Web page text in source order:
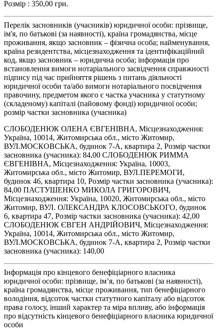
Розмір : 350,00 грн.
Перелік засновників (учасників) юридичної особи: прізвище,
ім'я, по батькові (за наявності), країна громадянства, місце
проживання, якщо засновник – фізична особа; найменування,
країна резидентства, місцезнаходження та ідентифікаційний
код, якщо засновник – юридична особа; інформація про
встановлення вимоги нотаріального засвідчення справжності
підпису під час прийняття рішень з питань діяльності
юридичної особи та/або вимоги нотаріального посвідчення
правочину, предметом якого є частка учасника у статутному
(складеному) капіталі (пайовому фонді) юридичної особи;
розмір частки засновника (учасника)
СЛОБОДЕНЮК ОЛЕНА ЄВГЕНІВНА, Місцезнаходження:
Україна, 10014, Житомирська обл., місто Житомир,
ВУЛ.МОСКОВСЬКА, будинок 7-А, квартира 2, Розмір частки
засновника (учасника): 84,00 СЛОБОДЕНЮК РИММА
ЄВГЕНІВНА, Місцезнаходження: Україна, 10003,
Житомирська обл., місто Житомир, ВУЛ.ПЕРЕМОГИ,
будинок 46, квартира 10, Розмір частки засновника (учасника):
84,00 ПАСТУШЕНКО МИКОЛА ГРИГОРОВИЧ,
Місцезнаходження: Україна, 10020, Житомирська обл., місто
Житомир, ВУЛ. ОЛЕКСАНДРА КЛОСОВСЬКОГО, будинок
6, квартира 47, Розмір частки засновника (учасника): 42,00
СЛОБОДЕНЮК ЄВГЕН АНДРІЙОВИЧ, Місцезнаходження:
Україна, 10014, Житомирська обл., місто Житомир,
ВУЛ.МОСКОВСЬКА, будинок 7-А, квартира 2, Розмір частки
засновника (учасника): 140,00
Інформація про кінцевого бенефіціарного власника
юридичної особи: прізвище, ім’я, по батькові (за наявності),
країна громадянства, місце проживання, тип бенефіціарного
володіння, відсоток частки статутного капіталу або відсоток
права голосу, інший характер та міра впливу, або інформація
про відсутність кінцевого бенефіціарного власника юридичної
особи